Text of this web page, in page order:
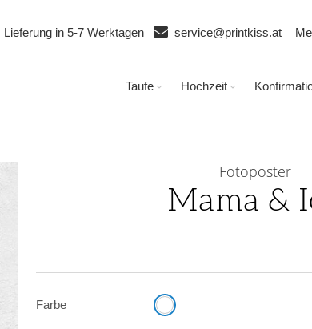
Lieferung in 5-7 Werktagen service@printkiss.at
Taufe Hochzeit
Fotoposter
Mama &
Farbe